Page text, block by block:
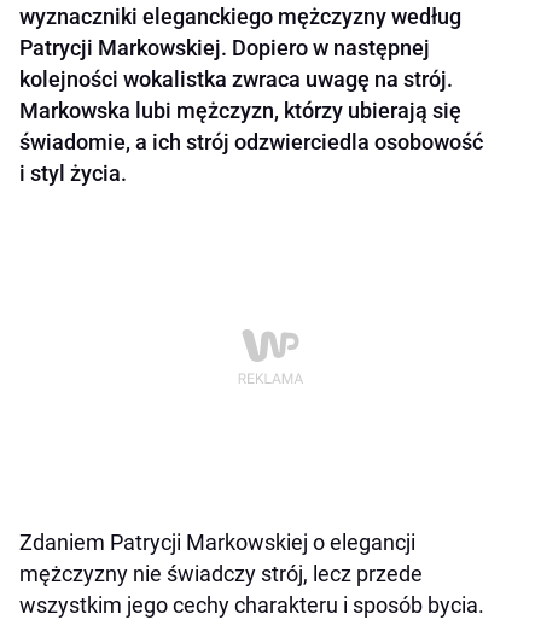
wyznaczniki eleganckiego mężczyzny według
Patrycji Markowskiej. Dopiero w następnej
kolejności wokalistka zwraca uwagę na strój.
Markowska lubi mężczyzn, którzy ubierają się
świadomie, a ich strój odzwierciedla osobowość
i styl życia.
Zdaniem Patrycji Markowskiej o elegancji
mężczyzny nie świadczy strój, lecz przede
wszystkim jego cechy charakteru i sposób bycia.